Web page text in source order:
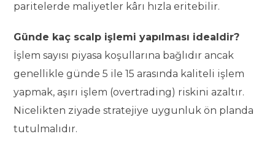
paritelerde maliyetler kârı hızla eritebilir.
Günde kaç scalp işlemi yapılması idealdir?
İşlem sayısı piyasa koşullarına bağlıdır ancak
genellikle günde 5 ile 15 arasında kaliteli işlem
yapmak, aşırı işlem (overtrading) riskini azaltır.
Nicelikten ziyade stratejiye uygunluk ön planda
tutulmalıdır.